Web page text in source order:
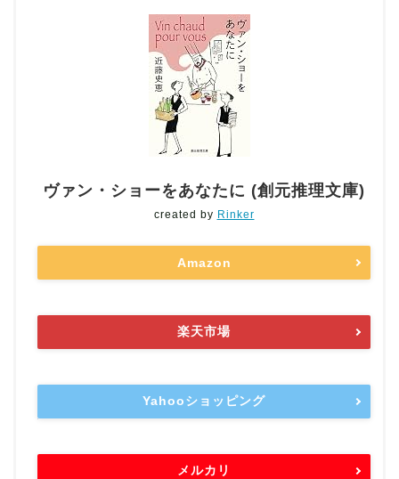
ヴァン・ショーをあなたに (創元推理文庫)
created by Rinker
Amazon
楽天市場
Yahooショッピング
メルカリ